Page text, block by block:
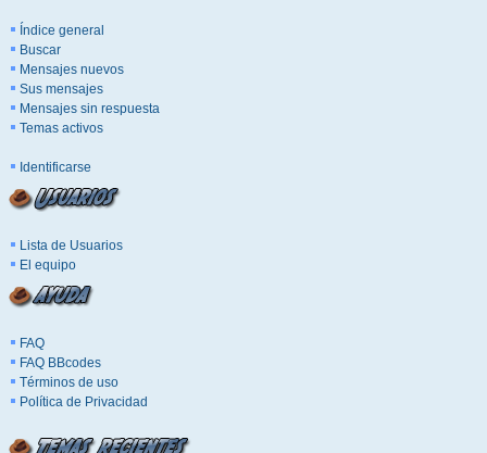
Índice general
Buscar
Mensajes nuevos
Sus mensajes
Mensajes sin respuesta
Temas activos
Identificarse
Lista de Usuarios
El equipo
FAQ
FAQ BBcodes
Términos de uso
Política de Privacidad